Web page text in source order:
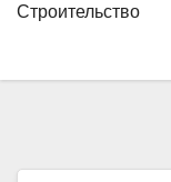
Строительство